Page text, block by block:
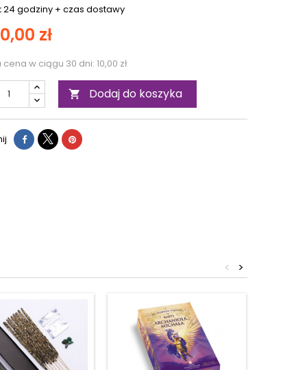
24 godziny + czas dostawy
zł
cena w ciągu 30 dni: 10,00 zł
 Dodaj do koszyka
>
<